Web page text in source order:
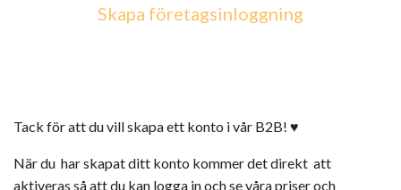
Skapa företagsinloggning
Tack för att du vill skapa ett konto i vår B2B! ♥
När du har skapat ditt konto kommer det direkt att
aktiveras så att du kan logga in och se våra priser och